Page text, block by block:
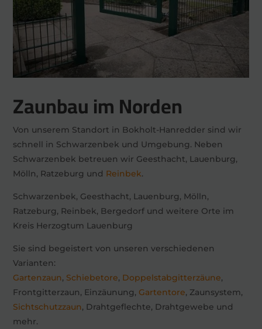
Zaunbau im Norden
Von unserem Standort in Bokholt-Hanredder sind wir
schnell in Schwarzenbek und Umgebung. Neben
Schwarzenbek betreuen wir Geesthacht, Lauenburg,
Mölln, Ratzeburg und Reinbek.
Schwarzenbek, Geesthacht, Lauenburg, Mölln,
Ratzeburg, Reinbek, Bergedorf und weitere Orte im
Kreis Herzogtum Lauenburg
Sie sind begeistert von unseren verschiedenen
Varianten:
Gartenzaun, Schiebetore, Doppelstabgitterzäune,
Frontgitterzaun, Einzäunung, Gartentore, Zaunsystem,
Sichtschutzzaun, Drahtgeflechte, Drahtgewebe und
mehr.